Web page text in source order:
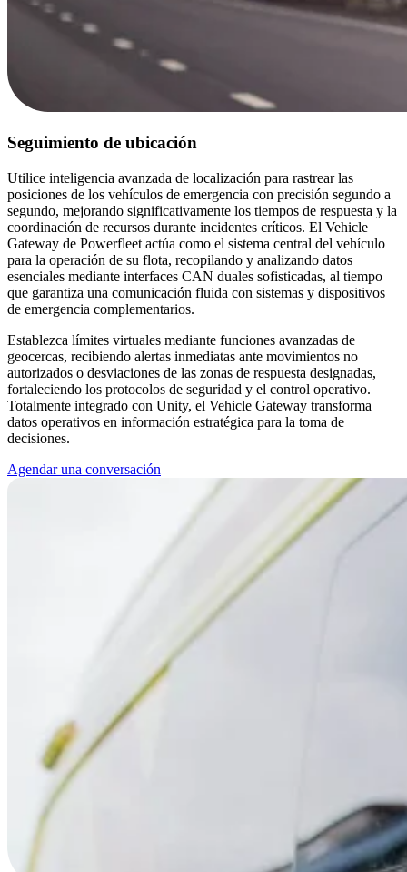
Seguimiento de ubicación
Utilice inteligencia avanzada de localización para rastrear las
posiciones de los vehículos de emergencia con precisión segundo a
segundo, mejorando significativamente los tiempos de respuesta y la
coordinación de recursos durante incidentes críticos. El Vehicle
Gateway de Powerfleet actúa como el sistema central del vehículo
para la operación de su flota, recopilando y analizando datos
esenciales mediante interfaces CAN duales sofisticadas, al tiempo
que garantiza una comunicación fluida con sistemas y dispositivos
de emergencia complementarios.
Establezca límites virtuales mediante funciones avanzadas de
geocercas, recibiendo alertas inmediatas ante movimientos no
autorizados o desviaciones de las zonas de respuesta designadas,
fortaleciendo los protocolos de seguridad y el control operativo.
Totalmente integrado con Unity, el Vehicle Gateway transforma
datos operativos en información estratégica para la toma de
decisiones.
Agendar una conversación